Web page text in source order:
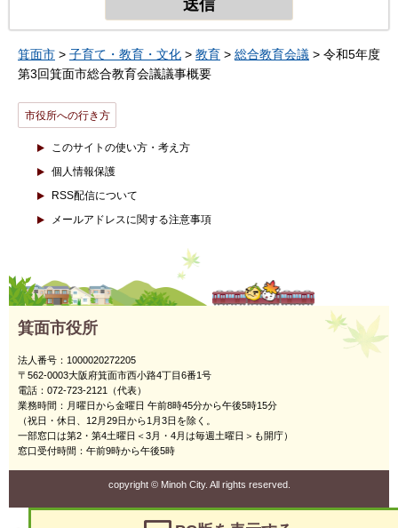
箕面市 > 子育て・教育・文化 > 教育 > 総合教育会議 > 令和5年度
第3回箕面市総合教育会議議事概要
市役所への行き方
このサイトの使い方・考え方
個人情報保護
RSS配信について
メールアドレスに関する注意事項
箕面市役所
法人番号：1000020272205
〒562-0003大阪府箕面市西小路4丁目6番1号
電話：072-723-2121（代表）
業務時間：月曜日から金曜日 午前8時45分から午後5時15分
（祝日・休日、12月29日から1月3日を除く。
一部窓口は第2・第4土曜日＜3月・4月は毎週土曜日＞も開庁）
窓口受付時間：午前9時から午後5時
copyright ©Minoh City. All rights reserved.